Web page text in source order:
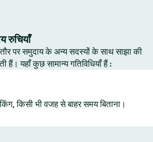
रुचियाँ
पर समुदाय के अन्य सदस्यों के साथ साझा की
हैं। यहाँ कुछ सामान्य गतिविधियाँ हैं :
किसी भी वजह से बाहर समय बिताना।